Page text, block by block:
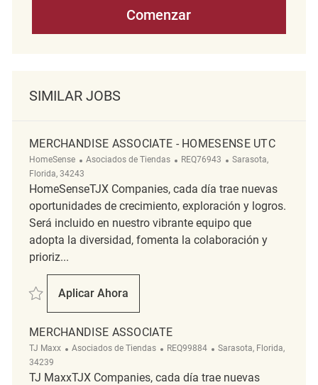
Comenzar
SIMILAR JOBS
MERCHANDISE ASSOCIATE - HOMESENSE UTC
HomeSense Categoría
Asociados de Tiendas ReqId
REQ76943 Ubicación
Sarasota,
Florida, 34243
HomeSenseTJX Companies, cada día trae nuevas
oportunidades de crecimiento, exploración y logros.
Será incluido en nuestro vibrante equipo que
adopta la diversidad, fomenta la colaboración y
prioriz...
Salvar Merchandise Associate - Homesense UTC REQ76943
Aplicar Ahora
Merchandise Associate - Homesense UTC
MERCHANDISE ASSOCIATE
TJ Maxx Categoría
Asociados de Tiendas ReqId
REQ99884 Ubicación
Sarasota, Florida,
34239
TJ MaxxTJX Companies, cada día trae nuevas